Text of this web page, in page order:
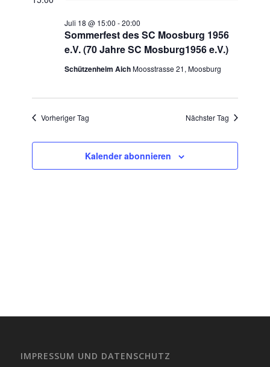
2026
Sommerfest des SC Moosburg 1956
e.V. (70 Jahre SC Mosburg1956 e.V.)
Juli 18 @ 15:00 -20:00
Schützenheim AichMoosstrasse 21, Moosburg
Vorheriger Tag Nächster Tag
Kalender abonnieren
IMPRESSUM UND DATENSCHUTZ